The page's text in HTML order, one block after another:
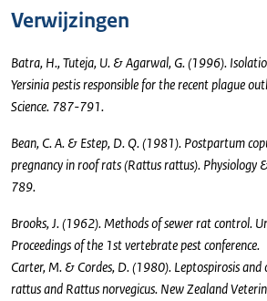
Verwijzingen
Batra, H., Tuteja, U. & Agarwal, G. (1996).
Yersinia pestis responsible for the recent plague
Science. 787-791.
Bean, C. A. & Estep, D. Q. (1981). Postpartum
pregnancy in roof rats (Rattus rattus). Physiology
789.
Brooks, J. (1962). Methods of sewer rat control.
Proceedings of the 1st vertebrate pest conference.
Carter, M. & Cordes, D. (1980). Leptospirosis
rattus and Rattus norvegicus. New Zealand